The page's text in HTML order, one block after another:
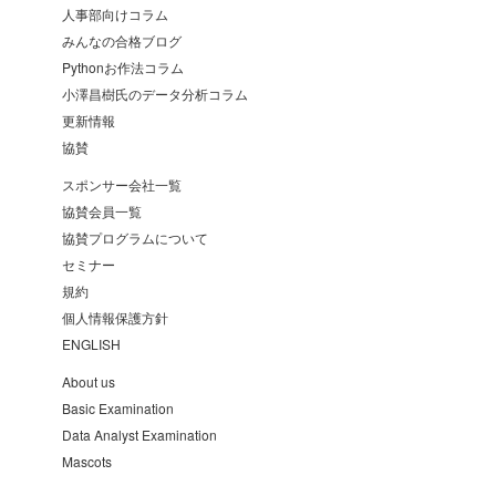
人事部向けコラム
みんなの合格ブログ
Pythonお作法コラム
小澤昌樹氏のデータ分析コラム
更新情報
協賛
スポンサー会社一覧
協賛会員一覧
協賛プログラムについて
セミナー
規約
個人情報保護方針
ENGLISH
About us
Basic Examination
Data Analyst Examination
Mascots